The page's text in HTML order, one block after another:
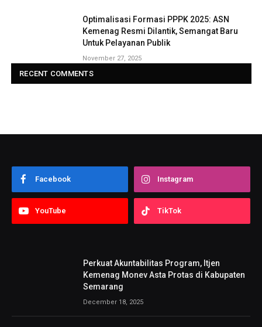
Optimalisasi Formasi PPPK 2025: ASN
Kemenag Resmi Dilantik, Semangat Baru
Untuk Pelayanan Publik
November 27, 2025
RECENT COMMENTS
Facebook Instagram
YouTube TikTok
Perkuat Akuntabilitas Program, Itjen
Kemenag Monev Asta Protas di Kabupaten
Semarang
December 18, 2025